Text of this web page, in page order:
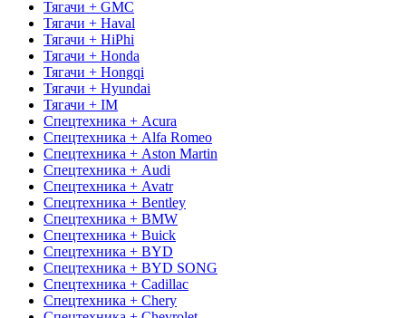
Тягачи + GMC
Тягачи + Haval
Тягачи + HiPhi
Тягачи + Honda
Тягачи + Hongqi
Тягачи + Hyundai
Тягачи + IM
Спецтехника + Acura
Спецтехника + Alfa Romeo
Спецтехника + Aston Martin
Спецтехника + Audi
Спецтехника + Avatr
Спецтехника + Bentley
Спецтехника + BMW
Спецтехника + Buick
Спецтехника + BYD
Спецтехника + BYD SONG
Спецтехника + Cadillac
Спецтехника + Chery